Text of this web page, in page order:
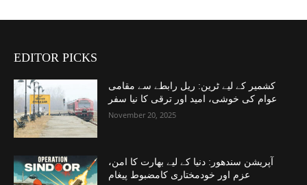
EDITOR PICKS
کشمیر کے لیے ٹرین: ریل رابطے سے مقامی
عوام کی خوشی، امید اور ترقی کا نیا سفر
November 20, 2025
آپریشن سندھور: دنیا کے لیے بھارت کا امن،
عزم اور خودمختاری کامضبوط پیغام